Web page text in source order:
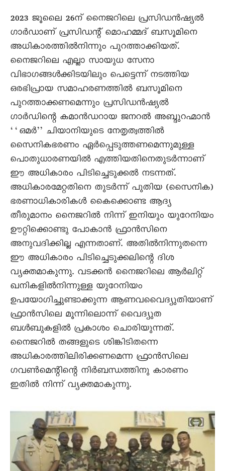
2023 ജൂലെെ 26ന് നെെജറിലെ പ്രസിഡൻഷ്യൽ
ഗാർഡാണ് പ്രസിഡന്റ് മൊഹമ്മദ് ബസൂമിനെ
അധികാരത്തിൽനിന്നും പുറത്താക്കിയത്.
നെെജറിലെ എല്ലാ സായുധ സേനാ
വിഭാഗങ്ങൾക്കിടയിലും പെട്ടെന്ന് നടത്തിയ
ഒരഭിപ്രായ സമാഹരണത്തിൽ ബസൂമിനെ
പുറത്താക്കണമെന്നും പ്രസിഡൻഷ്യൽ
ഗാർഡിന്റെ കമാൻഡറായ ജനറൽ അബ്ദുറഹ്മാൻ
‘‘ഒമർ’’ ചിയാനിയുടെ നേതൃത്വത്തിൽ
സെെനികഭരണം ഏർപ്പെടുത്തണമെന്നുമുള്ള
പൊതുധാരണയിൽ എത്തിയതിനെതുടർന്നാണ്
ഈ അധികാരം പിടിച്ചെടുക്കൽ നടന്നത്.
അധികാരമേറ്റതിനെ തുടർന്ന് പുതിയ (സെെനിക)
ഭരണാധികാരികൾ കെെക്കൊണ്ട ആദ്യ
തീരുമാനം നെെജറിൽ നിന്ന് ഇനിയും യുറേനിയം
ഊറ്റിക്കൊണ്ടു പോകാൻ ഫ്രാൻസിനെ
അനുവദിക്കില്ല എന്നതാണ്. അതിൽനിന്നുതന്നെ
ഈ അധികാരം പിടിച്ചെടുക്കലിന്റെ ദിശ
വ്യക്തമാകുന്നു. വടക്കൻ നെെജറിലെ ആർലിറ്റ്
ഖനികളിൽനിന്നുള്ള യുറേനിയം
ഉപയോഗിച്ചുണ്ടാക്കുന്ന ആണവവെെദ്യുതിയാണ്
ഫ്രാൻസിലെ മൂന്നിലൊന്ന് വെെദ്യുത
ബൾബുകളിൽ പ്രകാശം ചൊരിയുന്നത്.
നെെജറിൽ തങ്ങളുടെ ശിങ്കിടിതന്നെ
അധികാരത്തിലിരിക്കണമെന്ന ഫ്രാൻസിലെ
ഗവൺമെന്റിന്റെ നിർബന്ധത്തിനു കാരണം
ഇതിൽ നിന്ന് വ്യക്തമാകുന്നു.